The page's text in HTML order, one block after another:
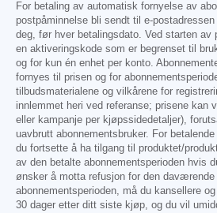
For betaling av automatisk fornyelse av
postpåminnelse bli sendt til e-
deg, før hver betalingsdato. Ved starten av
en aktiveringskode som er begrenset til
og for kun én enhet per konto.
fornyes til prisen og for
tilbudsmaterialene og vilkårene for
innlemmet heri ved referanse; prisene kan
eller kampanje per kjøpssidedetaljer),
uavbrutt abonnementsbruker. For
du fortsette å ha tilgang til produktet/
av den betalte abonnementsperioden hvis
ønsker å motta refusjon for den daværende
abonnementsperioden, må du kansellere
30 dager etter ditt siste kjøp, og du vil